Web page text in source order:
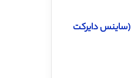
دانلود ترجمه مقاله اثر نوآوری در شیوه های منابع انسانی، قابلیت های نوآوری و مزیت رقابتی بر عملکرد SME (ساینس دایرکت